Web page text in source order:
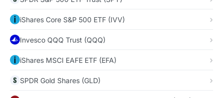
iShares Core S&P 500 ETF (IVV)
Invesco QQQ Trust (QQQ)
iShares MSCI EAFE ETF (EFA)
SPDR Gold Shares (GLD)